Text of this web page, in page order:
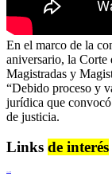
En el marco de la
aniversario, la Corte
Magistradas y
“Debido proceso y
jurídica que convocó
de justicia.
Links de interés